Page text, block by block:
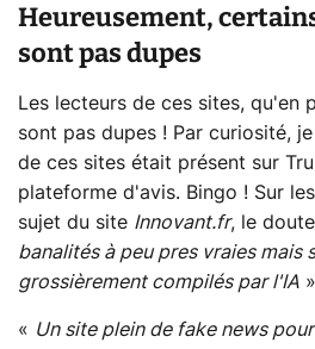
Heureusement,
sont pas dupes
Les lecteurs de ces sites, qu'en
sont pas dupes ! Par curiosité,
de ces sites était présent sur
plateforme d'avis. Bingo ! Sur
sujet du site Innovant.fr, le
banalités à peu pres vraies mais
grossièrement compilés par l'IA
« Un site plein de fake news